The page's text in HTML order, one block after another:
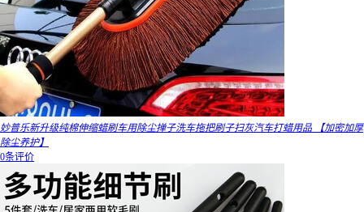
妙普乐新升级纯棉伸缩蜡刷车用除尘掸子洗车拖把刷子扫灰汽车打蜡用品 【加密加厚
除尘养护】
0条评价